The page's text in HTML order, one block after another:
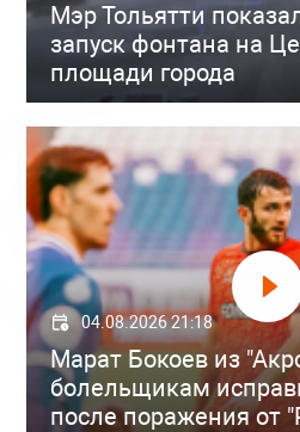
Мэр Тольятти
запуск фонтана на
площади города
04.08.2026 21:18
Марат Бокоев из
болельщикам
после поражения от